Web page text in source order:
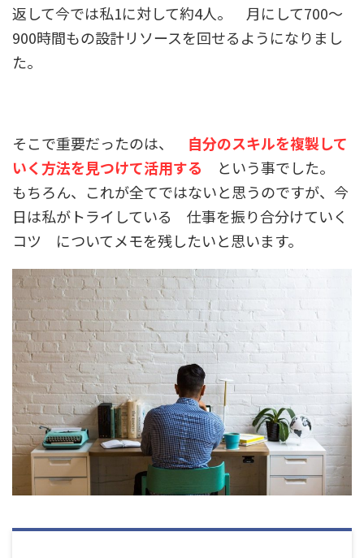
返して今では私1に対して約4人。 月にして700〜
900時間もの設計リソースを回せるようになりまし
た。
そこで重要だったのは、 自分のスキルを複製して
いく方法を見つけて活用する という事でした。
もちろん、これが全てではないと思うのですが、今
日は私がトライしている 仕事を振り合分けていく
コツ についてメモを残したいと思います。